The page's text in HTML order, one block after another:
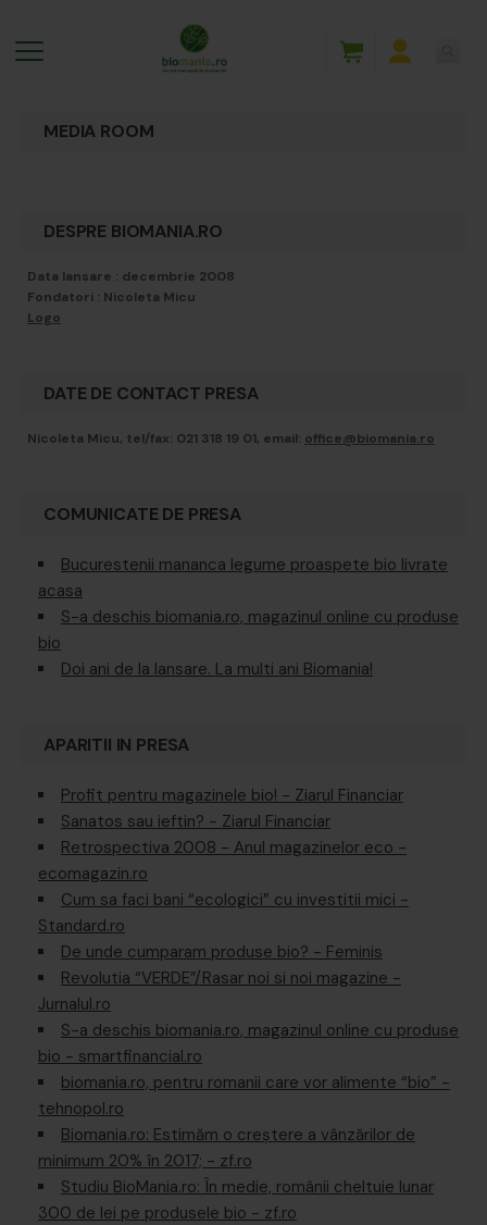
MEDIA ROOM
DESPRE BIOMANIA.RO
Data lansare : decembrie 2008
Fondatori : Nicoleta Micu
Logo
DATE DE CONTACT PRESA
Nicoleta Micu, tel/fax: 021 318 19 01, email: office@biomania.ro
COMUNICATE DE PRESA
Bucurestenii mananca legume proaspete bio livrate
acasa
S-a deschis biomania.ro, magazinul online cu produse
bio
Doi ani de la lansare. La multi ani Biomania!
APARITII IN PRESA
Profit pentru magazinele bio! - Ziarul Financiar
Sanatos sau ieftin? - Ziarul Financiar
Retrospectiva 2008 - Anul magazinelor eco -
ecomagazin.ro
Cum sa faci bani “ecologici” cu investitii mici -
Standard.ro
De unde cumparam produse bio? - Feminis
Revolutia “VERDE”/Rasar noi si noi magazine -
Jurnalul.ro
S-a deschis biomania.ro, magazinul online cu produse
bio - smartfinancial.ro
biomania.ro, pentru romanii care vor alimente “bio” -
tehnopol.ro
Biomania.ro: Estimăm o creştere a vânzărilor de
minimum 20% în 2017; - zf.ro
Studiu BioMania.ro: În medie, românii cheltuie lunar
300 de lei pe produsele bio - zf.ro